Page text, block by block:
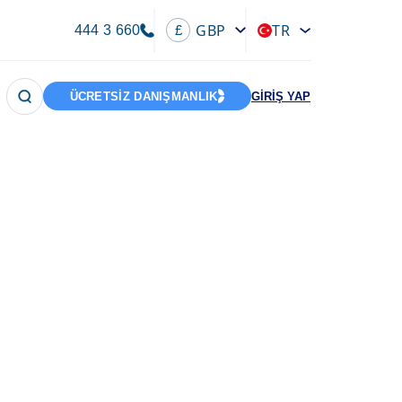
444 3 660 £ GBP TR
ÜCRETSİZ DANIŞMANLIK GİRİŞ YAP